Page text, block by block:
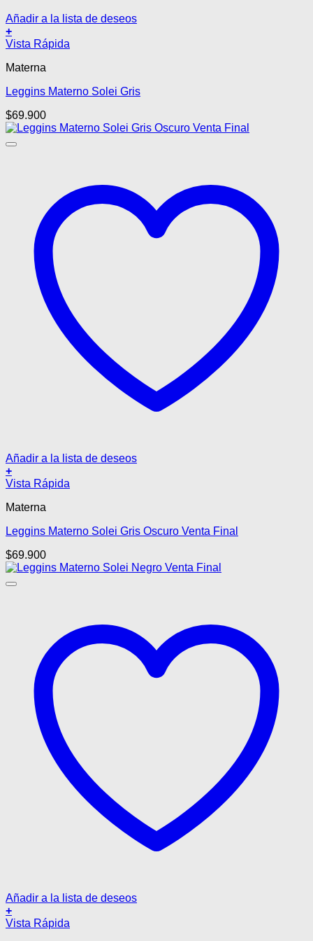
Añadir a la lista de deseos
+
Este
tiene
variantes.
opciones
se
pueden
producto
Vista Rápida
Materna
Leggins Materno Solei Gris
$69.900
Añadir a la lista de deseos
+
Este
tiene
variantes.
opciones
se
pueden
producto
Vista Rápida
Materna
Leggins Materno Solei Gris Oscuro Venta Final
$69.900
Añadir a la lista de deseos
+
Este
Vista Rápida